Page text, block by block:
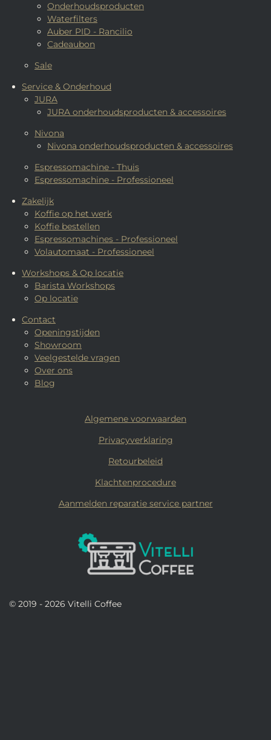
Onderhoudsproducten
Waterfilters
Auber PID - Rancilio
Cadeaubon
Sale
Service & Onderhoud
JURA
JURA onderhoudsproducten & accessoires
Nivona
Nivona onderhoudsproducten & accessoires
Espressomachine - Thuis
Espressomachine - Professioneel
Zakelijk
Koffie op het werk
Koffie bestellen
Espressomachines - Professioneel
Volautomaat - Professioneel
Workshops & Op locatie
Barista Workshops
Op locatie
Contact
Openingstijden
Showroom
Veelgestelde vragen
Over ons
Blog
Algemene voorwaarden
Privacyverklaring
Retourbeleid
Klachtenprocedure
Aanmelden reparatie service partner
© 2019 - 2026 Vitelli Coffee